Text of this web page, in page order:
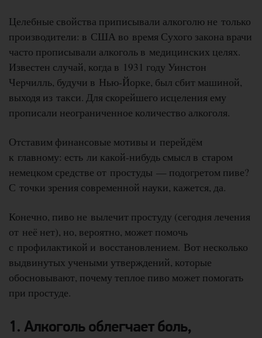
Целебные свойства приписывали алкоголю не только
производители: в США во время Сухого закона врачи
часто прописывали алкоголь в медицинских целях.
Известен случай, когда в 1931 году Уинстон
Черчилль, будучи в Нью-Йорке, был сбит машиной,
выходя из такси. Для скорейшего исцеления ему
прописали неограниченное количество алкоголя.
Отставим финансовые мотивы и перейдём
к главному: есть ли какой-нибудь смысл в старом
немецком средстве от простуды — подогретом пиве?
С точки зрения современной науки, кажется, да.
Конечно, пиво не вылечит простуду (сегодня лечения
от неё нет), но, вероятно, может помочь
с профилактикой и восстановлением. Вот несколько
выдвинутых учеными утверждений, которые
обосновывают, почему теплое пиво может помогать
при простуде.
1. Алкоголь облегчает боль,